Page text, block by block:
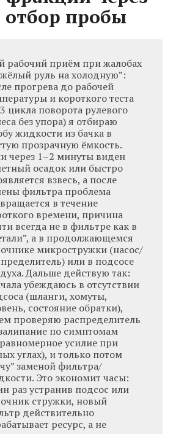
пробы
рабочий приём при жалобах
руль на холодную”:
прогрева до рабочей
и короткого теста
цикла поворота рулевого
без упора) я отбираю
жидкости из бачка в
прозрачную ёмкость.
через 1–2 минуты виден
осадок или быстро
взвесь, а после
фильтра проблема
в течение
времени, причина
всегда не в фильтре как в
а в продолжающемся
микростружки (насос/
или в подсосе
Дальше действую так:
убеждаюсь в отсутствии
(шланги, хомуты,
состояние обратки),
проверяю распределитель
по симптомам
усилие при
углах), и только потом
заменой фильтра/
Это экономит часы:
раз устранив подсос или
стружки, новый
действительно
ресурс, а не